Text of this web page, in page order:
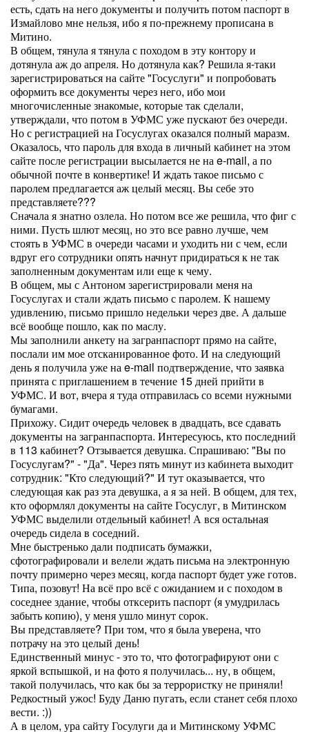
есть, сдать на него документы и получить потом паспорт в
Измайлово мне нельзя, ибо я по-прежнему прописана в
Митино.
В общем, тянула я тянула с походом в эту контору и
дотянула аж до апреля. Но дотянула как? Решила я-таки
зарегистрироваться на сайте "Госуслуги" и попробовать
оформить все документы через него, ибо мои
многочисленные знакомые, которые так сделали,
утверждали, что потом в УФМС уже пускают без очереди.
Но с регистрацией на Госуслугах оказался полный маразм.
Оказалось, что пароль для входа в личный кабинет на этом
сайте после регистрации высылается не на e-mail, а по
обычной почте в конвертике! И ждать такое письмо с
паролем предлагается аж целый месяц. Вы себе это
представляете???
Сначала я знатно озлела. Но потом все же решила, что фиг с
ними. Пусть шлют месяц, но это все равно лучше, чем
стоять в УФМС в очереди часами и уходить ни с чем, если
вдруг его сотрудники опять начнут придираться к не так
заполненным документам или еще к чему.
В общем, мы с Антоном зарегистрировали меня на
Госуслугах и стали ждать письмо с паролем. К нашему
удивлению, письмо пришло недельки через две. А дальше
всё вообще пошло, как по маслу.
Мы заполнили анкету на загранпаспорт прямо на сайте,
послали им мое отсканированное фото. И на следующий
день я получила уже на e-mail подтверждение, что заявка
принята с приглашением в течение 15 дней прийти в
УФМС. И вот, вчера я туда отправилась со всеми нужными
бумагами.
Прихожу. Сидит очередь человек в двадцать, все сдавать
документы на загранпаспорта. Интересуюсь, кто последний
в 113 кабинет? Отзывается девушка. Спрашиваю: "Вы по
Госуслугам?" - "Да". Через пять минут из кабинета выходит
сотрудник: "Кто следующий?" И тут оказывается, что
следующая как раз эта девушка, а я за ней. В общем, для тех,
кто оформлял документы на сайте Госуслуг, в Митинском
УФМС выделили отдельный кабинет! А вся остальная
очередь сидела в соседний.
Мне быстренько дали подписать бумажки,
сфотографировали и велели ждать письма на электронную
почту примерно через месяц, когда паспорт будет уже готов.
Типа, позовут! На всё про всё с ожиданием и с походом в
соседнее здание, чтобы отксерить паспорт (я умудрилась
забыть копию), у меня ушло минут сорок.
Вы представляете? При том, что я была уверена, что
потрачу на это целый день!
Единственный минус - это то, что фотографируют они с
яркой вспышкой, и на фото я получилась... ну, в общем,
такой получилась, что как бы за террористку не приняли!
Редкостный ужос! Буду Даню пугать, если станет себя плохо
вести. :))
А в целом, ура сайту Госулуги да и Митинскому УФМС